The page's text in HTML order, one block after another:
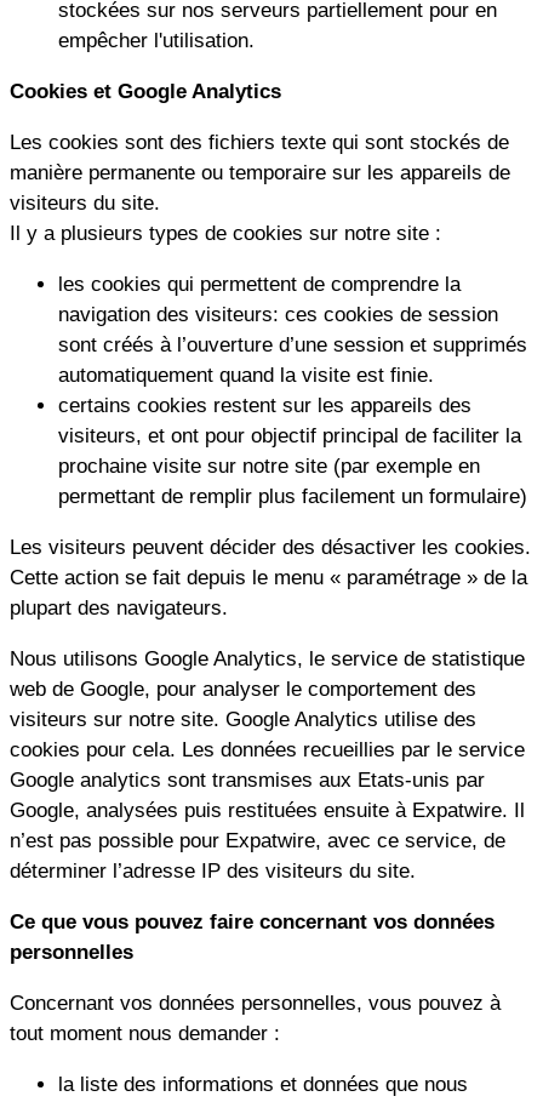
stockées sur nos serveurs partiellement pour en
empêcher l'utilisation.
Cookies et Google Analytics
Les cookies sont des fichiers texte qui sont stockés de
manière permanente ou temporaire sur les appareils de
visiteurs du site.
Il y a plusieurs types de cookies sur notre site :
les cookies qui permettent de comprendre la
navigation des visiteurs: ces cookies de session
sont créés à l’ouverture d’une session et supprimés
automatiquement quand la visite est finie.
certains cookies restent sur les appareils des
visiteurs, et ont pour objectif principal de faciliter la
prochaine visite sur notre site (par exemple en
permettant de remplir plus facilement un formulaire)
Les visiteurs peuvent décider des désactiver les cookies.
Cette action se fait depuis le menu « paramétrage » de la
plupart des navigateurs.
Nous utilisons Google Analytics, le service de statistique
web de Google, pour analyser le comportement des
visiteurs sur notre site. Google Analytics utilise des
cookies pour cela. Les données recueillies par le service
Google analytics sont transmises aux Etats-unis par
Google, analysées puis restituées ensuite à Expatwire. Il
n’est pas possible pour Expatwire, avec ce service, de
déterminer l’adresse IP des visiteurs du site.
Ce que vous pouvez faire concernant vos données
personnelles
Concernant vos données personnelles, vous pouvez à
tout moment nous demander :
la liste des informations et données que nous